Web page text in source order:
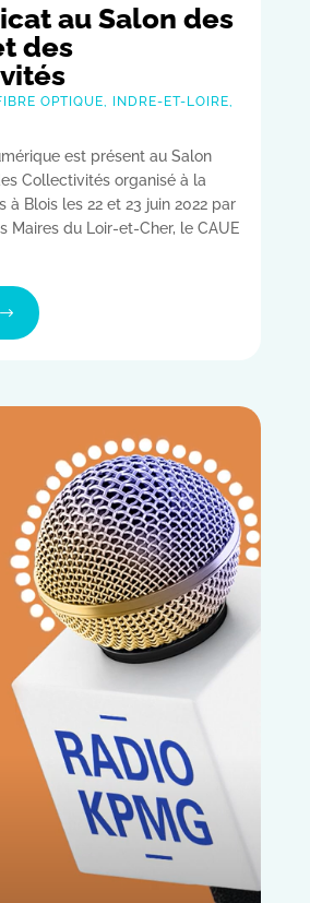
au Salon des
des
OPTIQUE, INDRE-ET-LOIRE,
est présent au Salon
Collectivités organisé à la
à Blois les 22 et 23 juin 2022 par
Maires du Loir-et-Cher, le CAUE